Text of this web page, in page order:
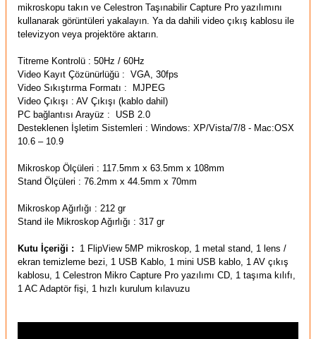
mikroskopu takın ve Celestron Taşınabilir Capture Pro yazılımını
kullanarak görüntüleri yakalayın. Ya da dahili video çıkış kablosu ile
televizyon veya projektöre aktarın.
Titreme Kontrolü : 50Hz / 60Hz
Video Kayıt Çözünürlüğü : VGA 30fps
Video Sıkıştırma Formatı : MJPEG
Video Çıkışı : AV Çıkışı (kablo dahil)
PC bağlantısı Arayüz : USB 2.0
Desteklenen İşletim Sistemleri : Windows: XP/Vista/7/8 - Mac:OSX
10.6 – 10.9
Mikroskop Ölçüleri : 117.5mm x 63.5mm x 108mm
Stand Ölçüleri : 76.2mm x 44.5mm x 70mm
Mikroskop Ağırlığı : 212 gr
Stand ile Mikroskop Ağırlığı : 317 gr
Kutu İçeriği : 1 FlipView 5MP mikroskop , 1 metal stand, 1 lens /
ekran temizleme bezi , 1 USB Kablo, 1 mini USB kablo, 1 AV çıkış
kablosu , 1 Celestron Mikro Capture Pro yazılımı CD , 1 taşıma kılıfı,
1 AC Adaptör fişi, 1 hızlı kurulum kılavuzu